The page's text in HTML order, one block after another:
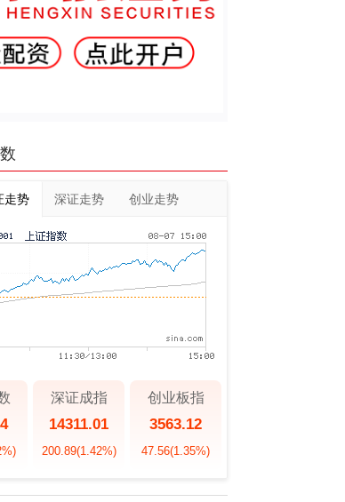
走势 深证走势 创业走势
深证成指
14311.01
200.89(1.42%)
创业板指
3563.12
47.56(1.35%)